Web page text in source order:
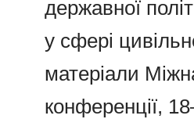
державної
у сфері
матеріали
конференції,